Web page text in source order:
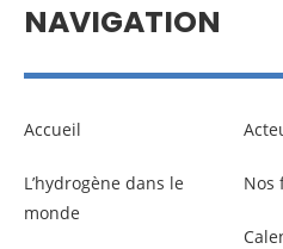
NAVIGATION
Accueil
L’hydrogène dans le
monde
Nos